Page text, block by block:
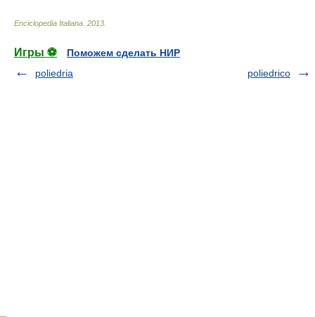
Enciclopedia Italiana 2013
Игры ⚽
Поможем сделать НИР
poliedria
poliedrico